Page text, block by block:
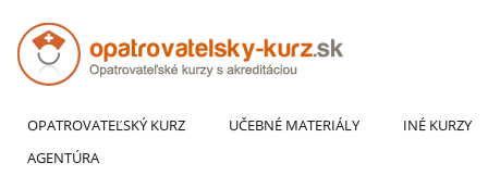
OPATROVATEĽSKÝ KURZ UČEBNÉ MATERIÁLY
INÉ KURZY
AGENTÚRA